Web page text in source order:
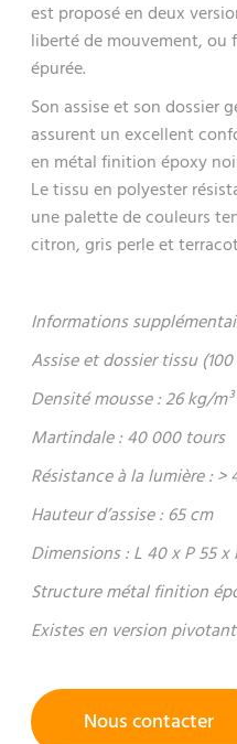
est proposé en deux
liberté de mouvement, ou
épurée.
Son assise et son dossier
assurent un excellent
en métal finition époxy
Le tissu en polyester
une palette de couleurs
citron, gris perle et
Informations
Assise et dossier tissu
Densité mousse : 26 kg/m³
Martindale : 40 000 tours
Résistance à la lumière : >
Hauteur d’assise : 65 cm
Dimensions : L 40 x P 55 x
Structure métal finition
Existes en version
Nous contacter